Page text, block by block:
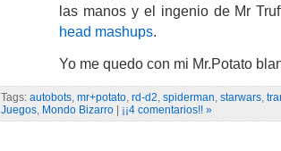
las manos y el ingenio de Mr
head mashups.
Yo me quedo con mi Mr.Potato
Tags: autobots mr+potato rd-d2 spiderman starwars
Juegos Mondo Bizarro | ¡¡4 comentarios!! »